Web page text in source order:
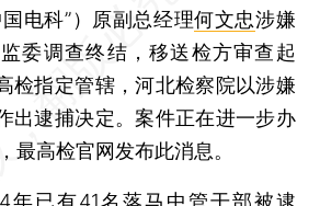
国电科”）原副总经理何文忠涉嫌
委调查终结，移送检方审查起
检指定管辖，河北检察院以涉嫌
出逮捕决定。案件正在进一步办
最高检官网发布此消息。
已有41名落马中管干部被逮